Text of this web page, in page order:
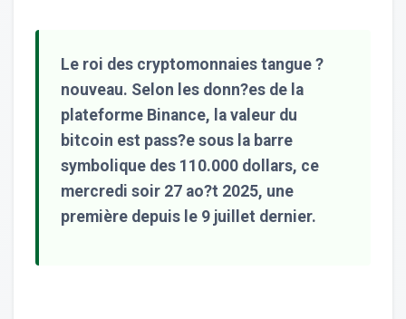
Le roi des cryptomonnaies tangue ?
nouveau. Selon les donn?es de la
plateforme Binance, la valeur du
bitcoin est pass?e sous la barre
symbolique des 110.000 dollars, ce
mercredi soir 27 ao?t 2025, une
première depuis le 9 juillet dernier.